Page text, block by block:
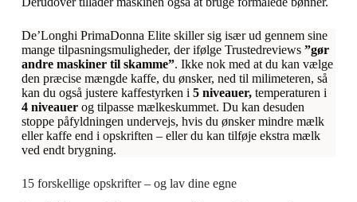
De’Longhi PrimaDonna Elite skiller sig især ud gennem sine
mange tilpasningsmuligheder, der ifølge Trustedreviews”gør
andre maskiner til skamme”. Ikke nok med at du kan vælge
den præcise mængde kaffe, du ønsker, ned til milimeteren, så
kan du også justere kaffestyrken i 5 niveauer,temperaturen i
4 niveauer og tilpasse mælkeskummet. Du kan desuden
stoppe påfyldningen undervejs, hvis du ønsker mindre mælk
eller kaffe end i opskriften – eller du kan tilføje ekstra mælk
ved endt brygning.
15 forskellige opskrifter – og lav dine egne